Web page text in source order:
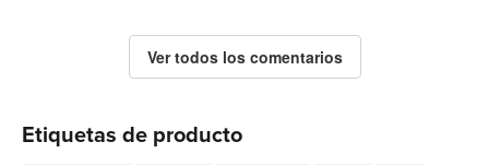
Ver todos los comentarios
Etiquetas de producto